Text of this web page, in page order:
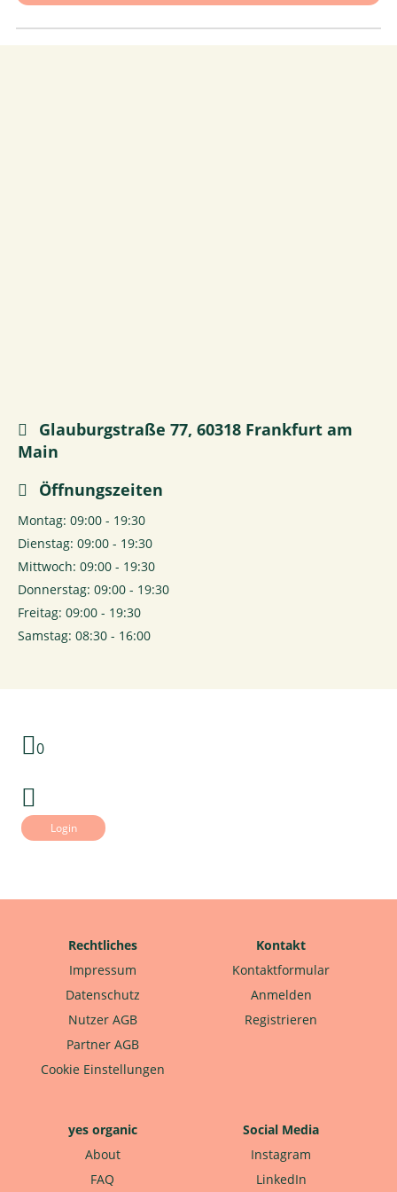
Glauburgstraße 77, 60318 Frankfurt am
Main
Öffnungszeiten
Montag: 09:00 - 19:30
Dienstag: 09:00 - 19:30
Mittwoch: 09:00 - 19:30
Donnerstag: 09:00 - 19:30
Freitag: 09:00 - 19:30
Samstag: 08:30 - 16:00
0
Login
Rechtliches
Impressum
Datenschutz
Nutzer AGB
Partner AGB
Cookie Einstellungen
Kontakt
Kontaktformular
Anmelden
Registrieren
yes organic
About
FAQ
Social Media
Instagram
LinkedIn